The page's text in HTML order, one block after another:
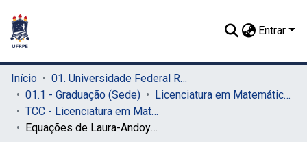
Entrar
Início
01. Universidade Federal Rural de Pernambuco - UFRPE (Sede)
01.1 - Graduação (Sede)
Licenciatura em Matemática (Sede)
TCC - Licenciatura em Matemática (Sede)
Equações de Laura-Andoyer para configurações centrais